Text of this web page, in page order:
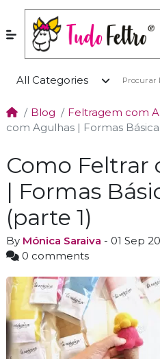
All Categories
Blog Feltragem com
com Agulhas | Formas
Como Feltrar
| Formas
(parte 1)
By Mónica Saraiva - 01 Sep
0 comments